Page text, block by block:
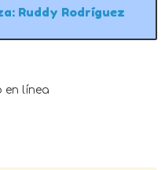
Ruddy Rodríguez
en línea